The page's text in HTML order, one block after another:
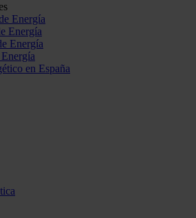
Energía
Energía
Energía
en España